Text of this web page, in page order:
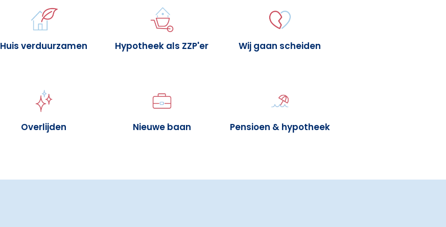
Huis verduurzamen Hypotheek als ZZP'er Wij gaan scheiden
Overlijden Nieuwe baan Pensioen & hypotheek